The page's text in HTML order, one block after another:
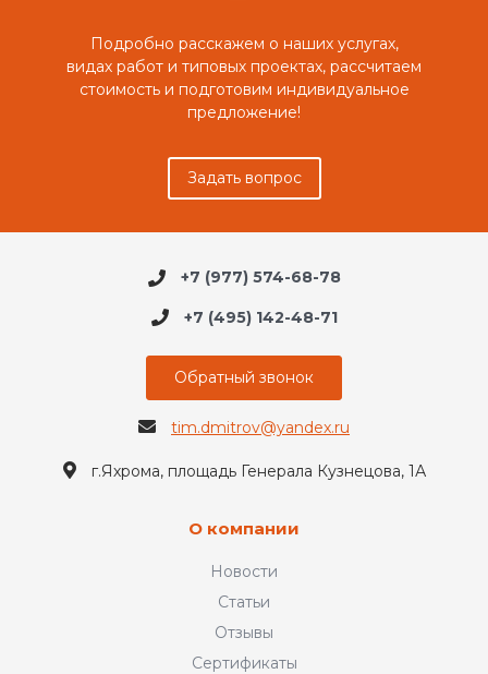
Подробно расскажем о наших услугах,
видах работ и типовых проектах, рассчитаем
стоимость и подготовим индивидуальное
предложение!
Задать вопрос
+7 (977) 574-68-78
+7 (495) 142-48-71
Обратный звонок
tim.dmitrov@yandex.ru
г.Яхрома, площадь Генерала Кузнецова, 1А
О компании
Новости
Статьи
Отзывы
Сертификаты